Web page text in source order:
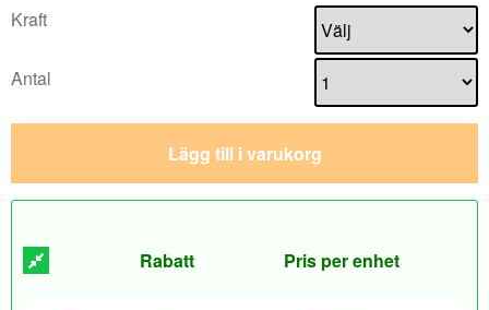
Kraft
Antal
Lägg till i varukorg
Rabatt Pris per enhet